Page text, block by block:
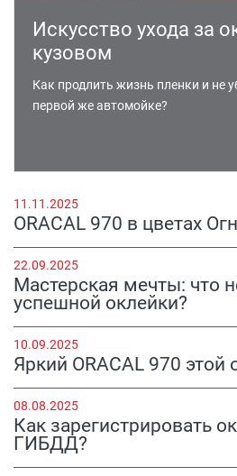
Искусство ухода за
кузовом
Как продлить жизнь пленки и не
первой же автомойке?
11.11.2025
ORACAL 970 в цветах
22.09.2025
Мастерская мечты: что
успешной оклейки?
10.09.2025
Яркий ORACAL 970 этой
08.08.2025
Как зарегистрировать
ГИБДД?